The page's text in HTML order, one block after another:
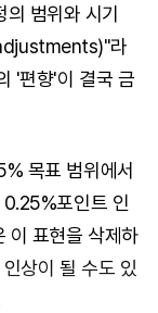
의 범위와 시기
라
'편향'이 결국 금
목표 범위에서
포인트 인
이 표현을 삭제하
상이 될 수도 있